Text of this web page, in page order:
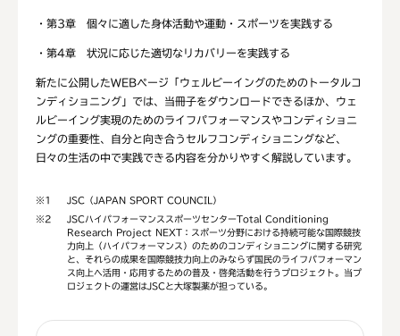
・第3章 個々に適した身体活動や運動・スポーツを実践する
・第4章 状況に応じた適切なリカバリーを実践する
新たに公開したWEBページ「ウェルビーイングのためのトータルコ
ンディショニング」では、当冊子をダウンロードできるほか、ウェ
ルビーイング実現のためのライフパフォーマンスやコンディショニ
ングの重要性、自分と向き合うセルフコンディショニングなど、
日々の生活の中で実践できる内容を分かりやすく解説しています。
※1 JSC（JAPAN SPORT COUNCIL）
※2
JSCハイパフォーマンススポーツセンターTotal Conditioning
Research Project NEXT：スポーツ分野における持続可能な国際競技
力向上（ハイパフォーマンス）のためのコンディショニングに関する研究
と、それらの成果を国際競技力向上のみならず国民のライフパフォーマン
ス向上へ活用・応用するための普及・啓発活動を行うプロジェクト。当プ
ロジェクトの運営はJSCと大塚製薬が担っている。